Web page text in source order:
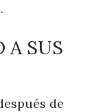
A SUS
de